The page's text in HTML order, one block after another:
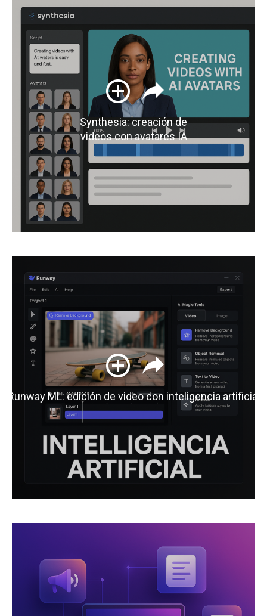
Synthesia: creación de
videos con avatares IA
Runway ML: edición de video con inteligencia artificial